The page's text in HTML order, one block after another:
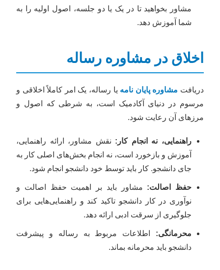
مشاور بخواهید تا در یک یا دو جلسه، اصول اولیه را به
شما آموزش دهد.
اخلاق در مشاوره رساله
دریافتمشاوره پایان نامه یا رساله، یک امر کاملاً اخلاقی و
مرسوم در دنیای آکادمیک است، به شرطی که اصول و
مرزهای آن رعایت شود.
راهنمایی، نه انجام کار: نقش مشاور، ارائه راهنمایی،
آموزش و بازخورد است، نه انجام بخش‌های اصلی کار به
جای دانشجو. کار باید توسط خود دانشجو انجام شود.
حفظ اصالت:مشاور باید بر اهمیت حفظ اصالت و
نوآوری در کار دانشجو تاکید کند و راهنمایی‌هایی برای
جلوگیری از سرقت ادبی ارائه دهد.
محرمانگی:اطلاعات مربوط به رساله و پیشرفت
دانشجو باید محرمانه بماند.